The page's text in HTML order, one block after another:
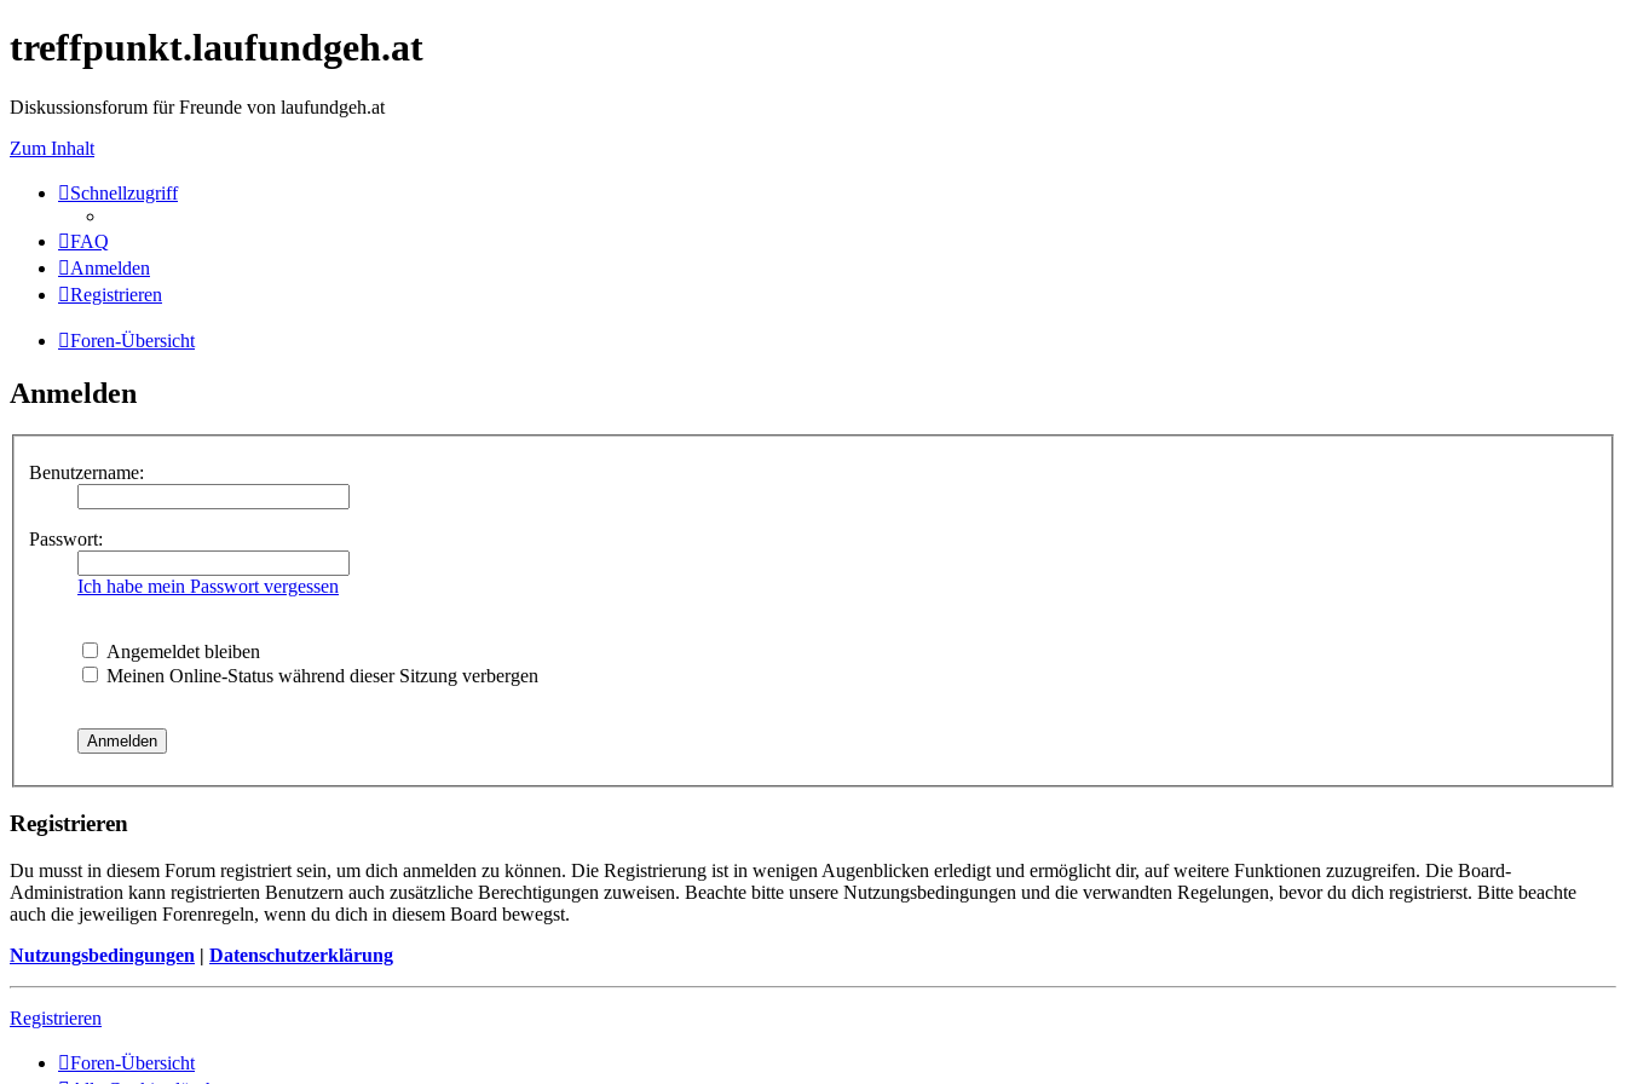
treffpunkt.laufundgeh.at
Diskussionsforum für Freunde von laufundgeh.at
Zum Inhalt
Schnellzugriff
FAQ
Anmelden
Registrieren
Foren-Übersicht
Anmelden
Benutzername:
Passwort:
Ich habe mein Passwort vergessen
Angemeldet bleiben
Meinen Online-Status während dieser Sitzung verbergen
Registrieren
Du musst in diesem Forum registriert sein, um dich anmelden zu können. Die Registrierung ist in wenigen Augenblicken erledigt und ermöglicht dir, auf weitere Funktionen zuzugreifen. Die Board-
Administration kann registrierten Benutzern auch zusätzliche Berechtigungen zuweisen. Beachte bitte unsere Nutzungsbedingungen und die verwandten Regelungen, bevor du dich registrierst. Bitte beachte
auch die jeweiligen Forenregeln, wenn du dich in diesem Board bewegst.
Nutzungsbedingungen | Datenschutzerklärung
Registrieren
Foren-Übersicht